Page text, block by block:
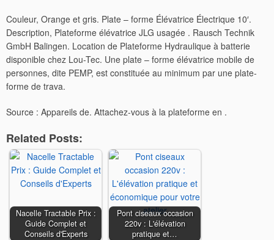
Couleur, Orange et gris. Plate – forme Élévatrice Électrique 10′.
Description, Plateforme élévatrice JLG usagée . Rausch Technik
GmbH Balingen. Location de Plateforme Hydraulique à batterie
disponible chez Lou-Tec. Une plate – forme élévatrice mobile de
personnes, dite PEMP, est constituée au minimum par une plate-
forme de trava.
Source : Appareils de. Attachez-vous à la plateforme en .
Related Posts:
Nacelle Tractable Prix :
Guide Complet et
Conseils d'Experts
Pont ciseaux occasion
220v : L'élévation
pratique et…